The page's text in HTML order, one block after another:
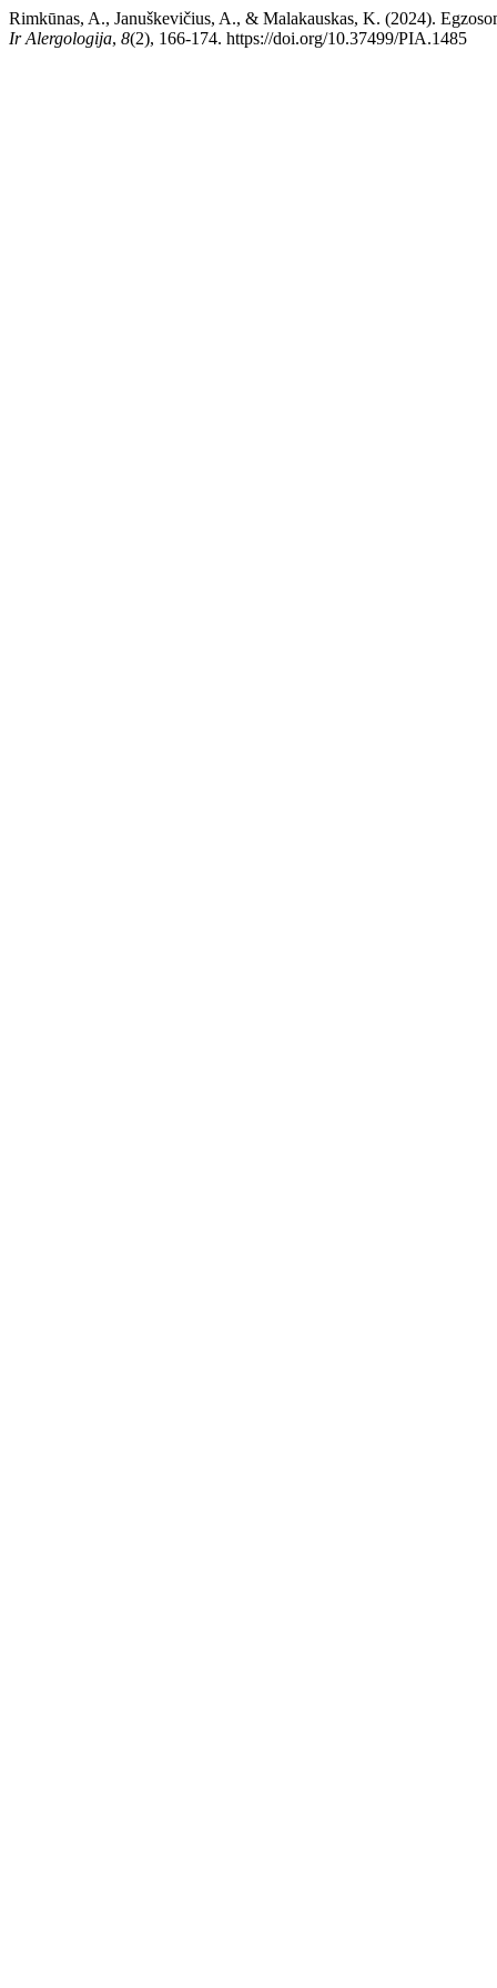
Rimkūnas, A., Januškevičius, A., & Malakauskas, K. (2024).
Ir Alergologija, 8(2), 166-174. https://doi.org/10.37499/PIA.1485